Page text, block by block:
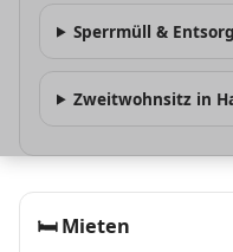
Sperrmüll &
Zweitwohnsitz in
🛏Mieten